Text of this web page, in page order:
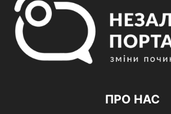
ПРО НАС